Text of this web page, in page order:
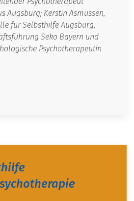
Augsburg; Kerstin Asmussen,
für Selbsthilfe Augsburg,
Seko Bayern und
Psychotherapeutin